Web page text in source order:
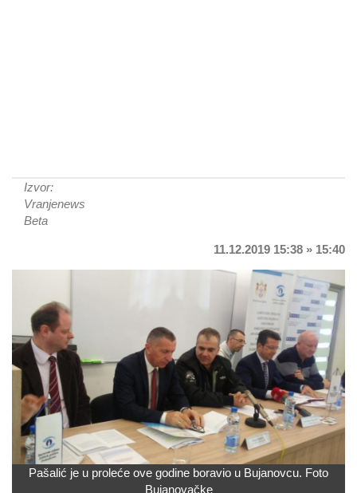
Izvor:
Vranjenews
Beta
11.12.2019 15:38 » 15:40
Pašalić je u proleće ove godine boravio u Bujanovcu. Foto
Bujanovačke